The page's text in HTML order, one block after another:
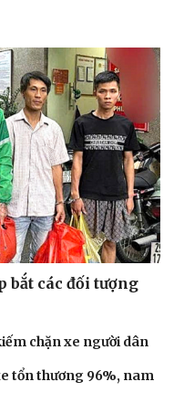
bắt các đối tượng
chặn xe người dân
tổn thương 96%, nam